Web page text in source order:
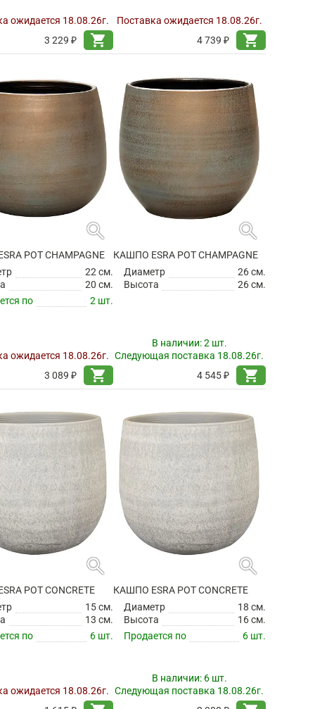
ожидается 18.08.26г.
3 229 ₽
shopping_cart
Поставка ожидается 18.08.26г.
4 739 ₽
shopping_cart
search
POT CHAMPAGNE
22 см.
20 см.
по
2 шт.
ожидается 18.08.26г.
3 089 ₽
shopping_cart
search
КАШПО ESRA POT CHAMPAGNE
Диаметр
26 см.
Высота
26 см.
В наличии:2 шт.
Следующая поставка 18.08.26г.
4 545 ₽
shopping_cart
search
POT CONCRETE
15 см.
13 см.
по
6 шт.
ожидается 18.08.26г.
search
КАШПО ESRA POT CONCRETE
Диаметр
18 см.
Высота
16 см.
Продается по
6 шт.
В наличии: 6 шт.
Следующая поставка 18.08.26г.